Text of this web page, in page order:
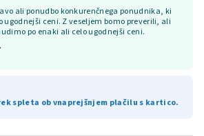
ali ponudbo konkurenčnega ponudnika, ki
ugodnejši ceni. Z veseljem bomo preverili, ali
po enaki ali celo ugodnejši ceni.
spleta ob vnaprejšnjem plačilu s kartico.